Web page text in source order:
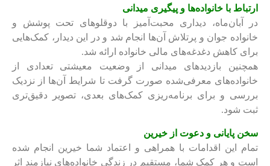
ارتباط با خانواده‌ها و پیگیری میدانی
در آبان‌ماه، دیداری محبت‌آمیز با دوقلوهای تحت پوشش و
خانواده جوان و پرتلاش آن‌ها انجام شد و در این دیدار، کمک‌هایی
برای کاهش دغدغه‌های مالی خانواده ارائه شد.
همچنین بازدیدهای میدانی از وضعیت معیشتی تعدادی از
خانواده‌های معرفی‌شده صورت گرفت تا شرایط آن‌ها از نزدیک
بررسی و برای برنامه‌ریزی کمک‌های بعدی، تصویر دقیق‌تری
ثبت شود.
سخن پایانی و دعوت از خیرین
تمام این اقدامات با همراهی و اعتماد شما خیرین انجام شده
است و هر کمک شما، مستقیم در زندگی خانواده‌های نیازمند اثر